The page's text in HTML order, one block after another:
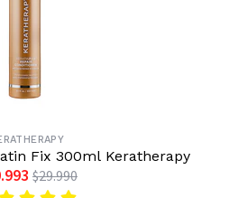
Fix 300ml Keratherapy
$29.990